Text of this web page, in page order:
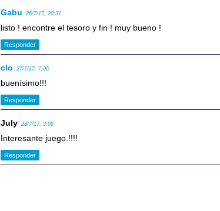
Gabu 26/7/17, 20:31
listo ! encontre el tesoro y fin ! muy bueno !
Responder
clo 27/7/17, 7:06
buenísimo!!!
Responder
July 28/7/17, 3:05
Interesante juego.!!!!
Responder